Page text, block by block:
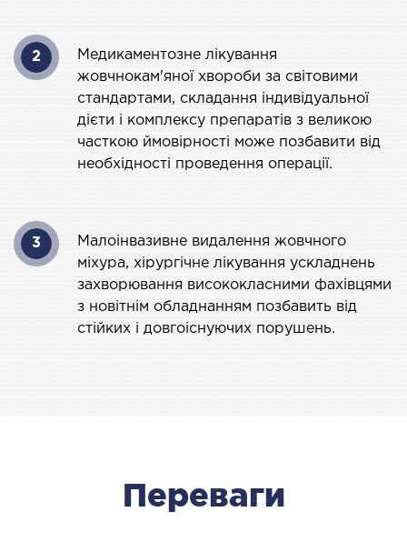
інтенсивної терапії
стаціонар
транспортування у Києві та області
хворих)
допомога в Києві
судин
(ЕКГ)
діагностика
органів
2
Медикаментозне лікування
жовчнокам'яної хвороби за світовими
стандартами, складання індивідуальної
дієти і комплексу препаратів з великою
часткою ймовірності може позбавити від
необхідності проведення операції.
3
Малоінвазивне видалення жовчного
міхура, хірургічне лікування ускладнень
захворювання висококласними фахівцями
з новітнім обладнанням позбавить від
стійких і довгоіснуючих порушень.
Переваги